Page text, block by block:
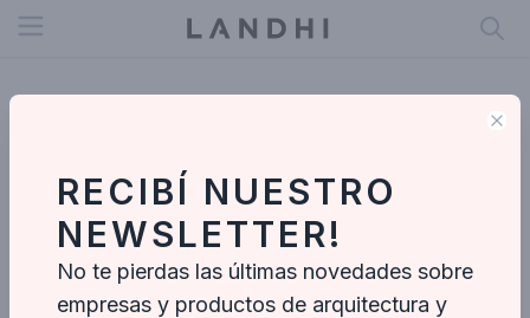
Open menu
RECIBÍ NUESTRO
NEWSLETTER!
No te pierdas las últimas novedades sobre
empresas y productos de arquitectura y